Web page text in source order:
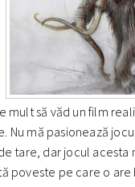
mult să văd un film
Nu mă pasionează
tare, dar jocul acesta
poveste pe care o are